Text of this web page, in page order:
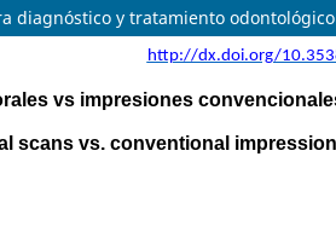
diagnóstico y tratamiento odontológico